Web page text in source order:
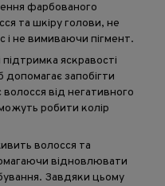
фарбованого
та шкіру голови, не
не вимиваючи пігмент.
яскравості
допомагає запобігти
від негативного
робити колір
волосся та
відновлювати
Завдяки цьому